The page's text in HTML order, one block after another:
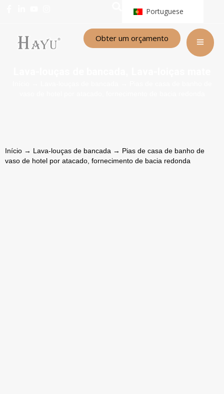
Portuguese
Obter um orçamento
Início → Lava-louças de bancada → Pias de casa de banho de
vaso de hotel por atacado, fornecimento de bacia redonda